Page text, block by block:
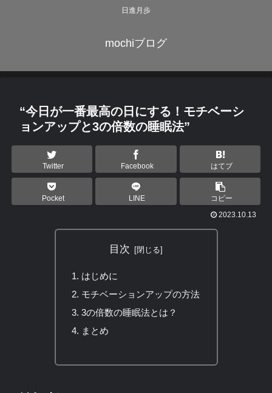
日進月歩
mochiブログ
“今日が一番最高の日にする！モチベーシ
ョンアップと3の倍数の睡眠法”
Twitter Facebook はてブ
Pocket LINE
コピー
2023.10.13
目次
はじめに
モチベーションアップの方法
3の倍数の睡眠法とは？
まとめ